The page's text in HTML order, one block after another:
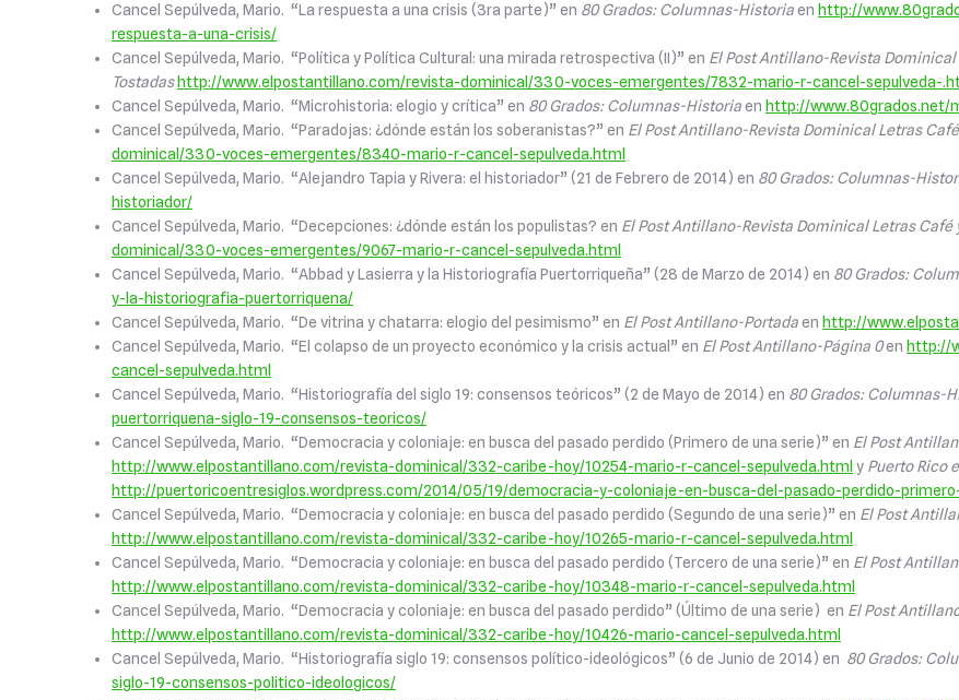
Cancel Sepúlveda, Mario. “La respuesta a una crisis (3ra parte)” en 80 Grados: Columnas-Historiaen http://
respuesta-a-una-crisis/
Cancel Sepúlveda, Mario. “Política y Política Cultural: una mirada retrospectiva (II)” en El Post Antillano-Revista Dominical
Tostadas http://www.elpostantillano.com/revista-dominical/330-voces-emergentes/7832-mario-r-cancel-sepulveda-
Cancel Sepúlveda, Mario. “Microhistoria: elogio y crítica” en 80 Grados: Columnas-Historiaen http://www.80grados.net/
Cancel Sepúlveda, Mario. “Paradojas: ¿dónde están los soberanistas?” en El Post Antillano-Revista Dominical Letras
dominical/330-voces-emergentes/8340-mario-r-cancel-sepulveda.html
Cancel Sepúlveda, Mario. “Alejandro Tapia y Rivera: el historiador” (21 de Febrero de 2014) en 80 Grados: Columnas-
historiador/
Cancel Sepúlveda, Mario. “Decepciones: ¿dónde están los populistas? en El Post Antillano-Revista Dominical Letras Café
dominical/330-voces-emergentes/9067-mario-r-cancel-sepulveda.html
Cancel Sepúlveda, Mario. “Abbad y Lasierra y la Historiografía Puertorriqueña” (28 de Marzo de 2014) en 80 Grados:
y-la-historiografia-puertorriquena/
Cancel Sepúlveda, Mario. “De vitrina y chatarra: elogio del pesimismo” en El Post Antillano-Portadaen http://
Cancel Sepúlveda, Mario. “El colapso de un proyecto económico y la crisis actual” en El Post Antillano-Página 0en http://
cancel-sepulveda.html
Cancel Sepúlveda, Mario. “Historiografía del siglo 19: consensos teóricos” (2 de Mayo de 2014) en 80 Grados: Columnas-
puertorriquena-siglo-19-consensos-teoricos/
Cancel Sepúlveda, Mario. “Democracia y coloniaje: en busca del pasado perdido (Primero de una serie)” en El Post
http://www.elpostantillano.com/revista-dominical/332-caribe-hoy/10254-mario-r-cancel-sepulveda.html y Puerto Rico
http://puertoricoentresiglos.wordpress.com/2014/05/19/democracia-y-coloniaje-en-busca-del-pasado-perdido-
Cancel Sepúlveda, Mario. “Democracia y coloniaje: en busca del pasado perdido (Segundo de una serie)” en El Post
http://www.elpostantillano.com/revista-dominical/332-caribe-hoy/10265-mario-r-cancel-sepulveda.html
Cancel Sepúlveda, Mario. “Democracia y coloniaje: en busca del pasado perdido (Tercero de una serie)” en El Post
http://www.elpostantillano.com/revista-dominical/332-caribe-hoy/10348-mario-r-cancel-sepulveda.html
Cancel Sepúlveda, Mario. “Democracia y coloniaje: en busca del pasado perdido” (Último de una serie) en El Post
http://www.elpostantillano.com/revista-dominical/332-caribe-hoy/10426-mario-cancel-sepulveda.html
Cancel Sepúlveda, Mario. “Historiografía siglo 19: consensos político-ideológicos” (6 de Junio de 2014) en 80 Grados:
siglo-19-consensos-politico-ideologicos/